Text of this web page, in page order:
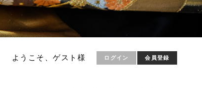
ようこそ、ゲスト様 ログイン 会員登録